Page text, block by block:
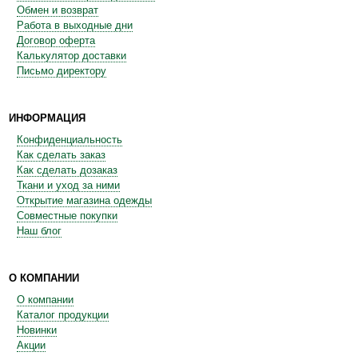
Обмен и возврат
Работа в выходные дни
Договор оферта
Калькулятор доставки
Письмо директору
ИНФОРМАЦИЯ
Конфиденциальность
Как сделать заказ
Как сделать дозаказ
Ткани и уход за ними
Открытие магазина одежды
Совместные покупки
Наш блог
О КОМПАНИИ
О компании
Каталог продукции
Новинки
Акции